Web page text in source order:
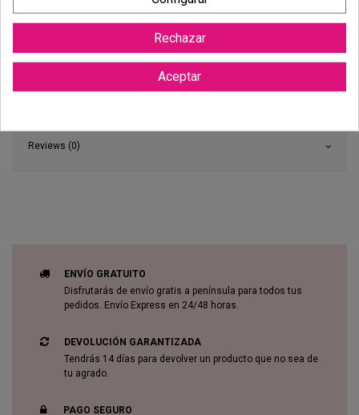
Reviews (0)
ENVÍO GRATUITO
Disfrutarás de envío gratis a península para todos tus
pedidos. Envío Express en 24/48 horas.
DEVOLUCIÓN GARANTIZADA
Tendrás 14 días para devolver un producto que no sea de
tu agrado.
PAGO SEGURO
Rechazar
Aceptar